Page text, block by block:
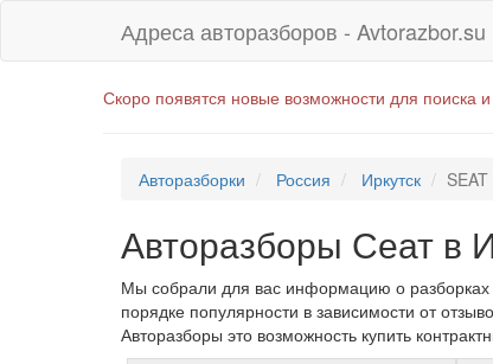
Адреса авторазборов - Avtorazbor.su
Скоро появятся новые возможности для поиска
Авторазборки Россия Иркутск SEAT
Авторазборы Сеат в
Мы собрали для вас информацию о разборках
порядке популярности в зависимости от
Авторазборы это возможность купить